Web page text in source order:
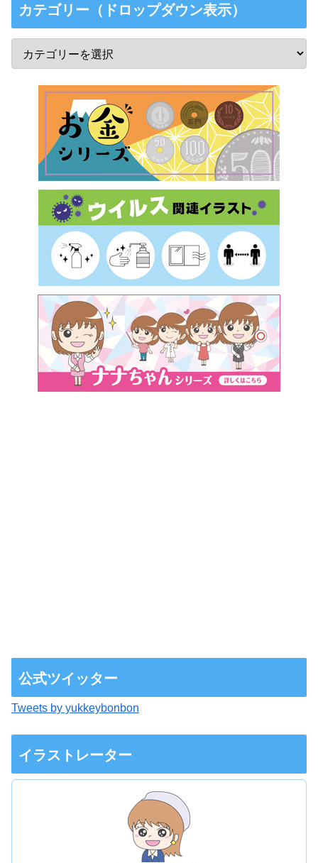
カテゴリー（ドロップダウン表示）
公式ツイッター
Tweets by yukkeybonbon
イラストレーター